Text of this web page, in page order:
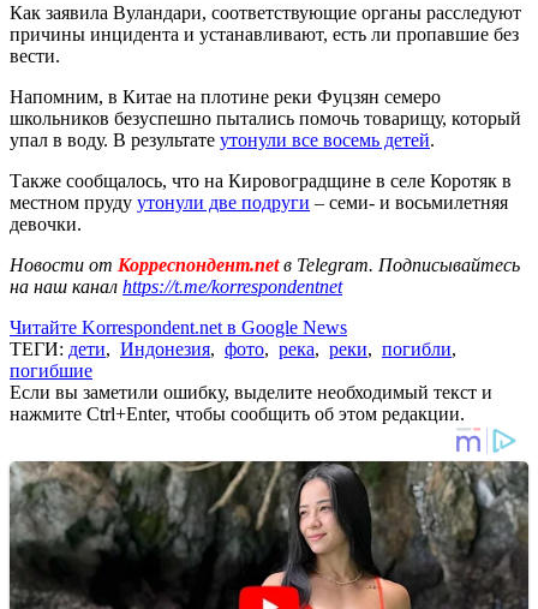
Как заявила Вуландари, соответствующие органы расследуют
причины инцидента и устанавливают, есть ли пропавшие без
вести.
Напомним, в Китае на плотине реки Фуцзян семеро
школьников безуспешно пытались помочь товарищу, который
упал в воду. В результате утонули все восемь детей.
Также сообщалось, что на Кировоградщине в селе Коротяк в
местном пруду утонули две подруги – семи- и восьмилетняя
девочки.
Новости от Корреспондент.netв Telegram. Подписывайтесь
на наш канал https://t.me/korrespondentnet
Читайте Korrespondent.net в Google News
ТЕГИ: дети, Индонезия, фото, река, реки, погибли,
погибшие
Если вы заметили ошибку, выделите необходимый текст и
нажмите Ctrl+Enter, чтобы сообщить об этом редакции.